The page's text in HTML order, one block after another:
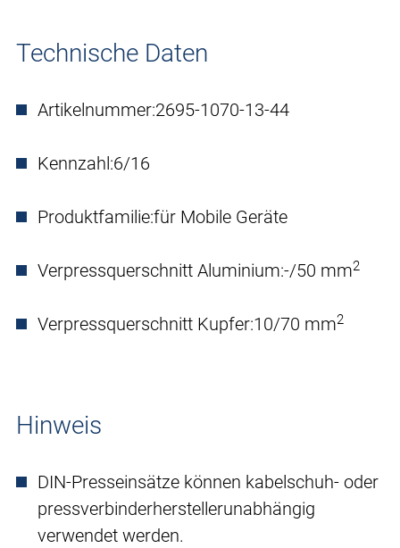
Technische Daten
Artikelnummer:2695-1070-13-44
Kennzahl:6/16
Produktfamilie:für Mobile Geräte
Verpressquerschnitt Aluminium:-/50 mm2
Verpressquerschnitt Kupfer:10/70 mm2
Hinweis
DIN-Presseinsätze können kabelschuh- oder
pressverbinderherstellerunabhängig
verwendet werden.